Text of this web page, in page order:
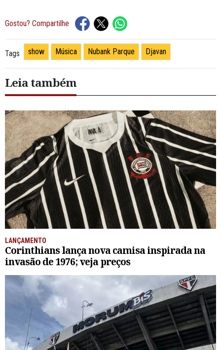
Gostou? Compartilhe
Tags show Música Nubank Parque Djavan
Leia também
LANÇAMENTO
Corinthians lança nova camisa inspirada na
invasão de 1976; veja preços